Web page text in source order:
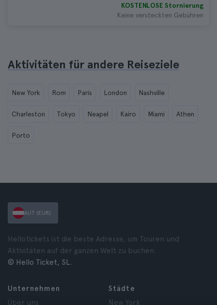
KOSTENLOSE Stornierung
Keine versteckten Gebühren
Aktivitäten für andere Reiseziele
New York Rom Paris London Nashville
Charleston Tokyo Neapel Kairo Miami Athen
Porto
AUT (EUR)
Hellotickets ist die beste Adresse, um Touren und
Aktivitäten auf der ganzen Welt zu buchen.
© Hello Ticket, SL.
Unternehmen
Über uns
Städte
New York